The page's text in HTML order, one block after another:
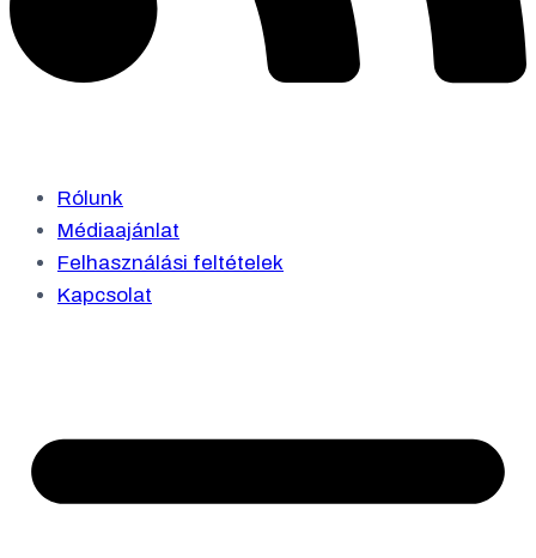
Rólunk
Médiaajánlat
Felhasználási feltételek
Kapcsolat